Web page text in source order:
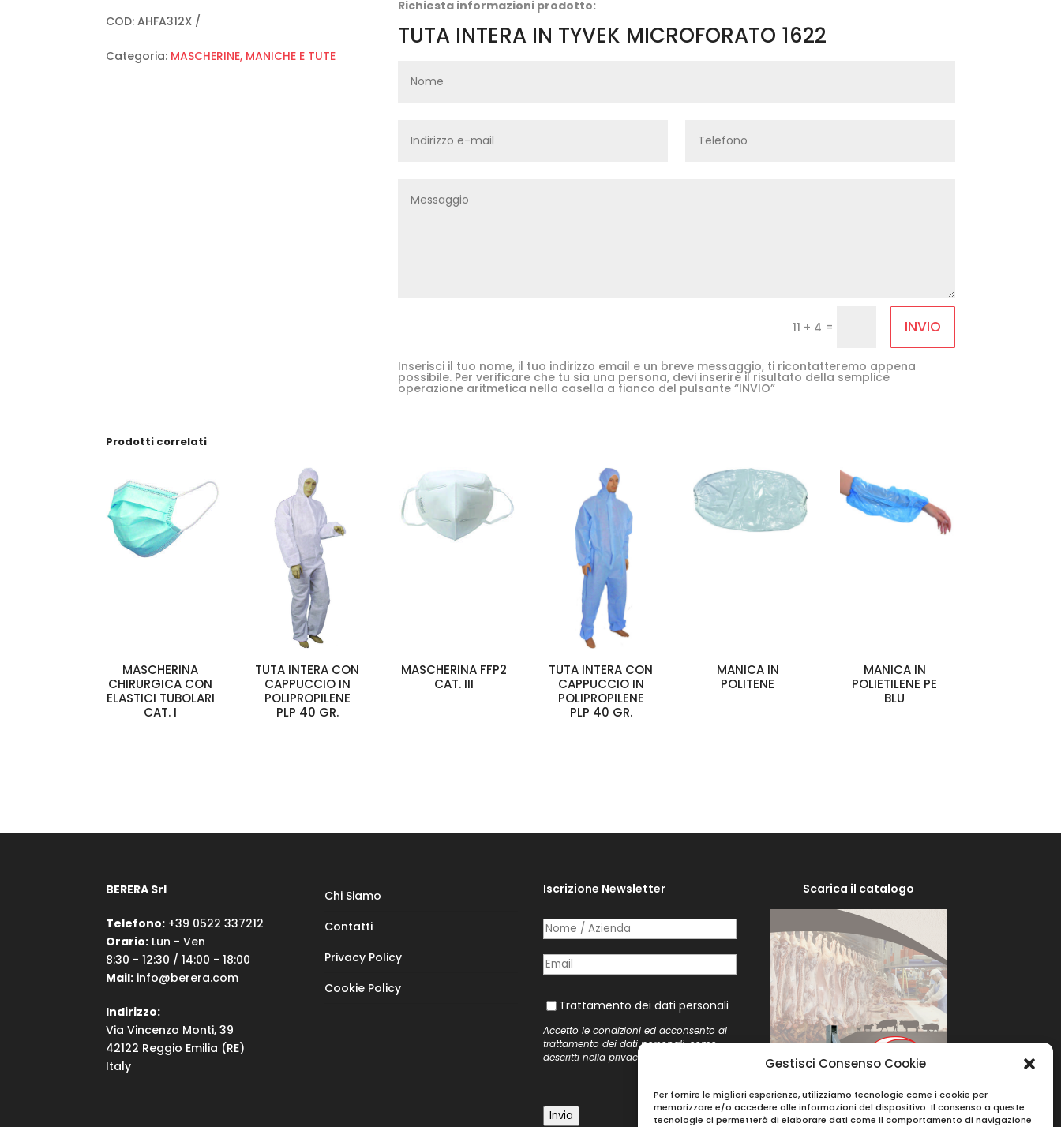
Gestisci Consenso Cookie
Per fornire le migliori esperienze, utilizziamo tecnologie come i cookie per
memorizzare e/o accedere alle informazioni del dispositivo. Il consenso a queste
tecnologie ci permetterà di elaborare dati come il comportamento di navigazione
COD:AHFA312X
Categoria: MASCHERINE, MANICHE E TUTE
Richiesta informazioni prodotto:
TUTA INTERA IN TYVEK MICROFORATO 1622
11 + 4 = INVIO
Inserisci il tuo nome, il tuo indirizzo email e un breve messaggio, ti ricontatteremo appena
possibile. Per verificare che tu sia una persona, devi inserire il risultato della semplice
operazione aritmetica nella casella a fianco del pulsante “INVIO”
Prodotti correlati
MASCHERINA
CHIRURGICA CON
ELASTICI TUBOLARI
CAT. I
TUTA INTERA CON
CAPPUCCIO IN
POLIPROPILENE
PLP 40 GR.
MASCHERINA FFP2
CAT. III
TUTA INTERA CON
CAPPUCCIO IN
POLIPROPILENE
PLP 40 GR.
MANICA IN
POLITENE
MANICA IN
POLIETILENE PE
BLU
BERERA Srl
Telefono: +39 0522 337212
Orario: Lun - Ven
8:30 - 12:30 / 14:00 - 18:00
Mail: info@berera.com
Indirizzo:
Via Vincenzo Monti, 39
42122 Reggio Emilia (RE)
Italy
Chi Siamo
Contatti
Privacy Policy
Cookie Policy
Iscrizione Newsletter
Nome /​ Azienda
Posta elettronica
Trattamento dei dati personali
Trattamento dei dati personali
Accetto le condizioni ed acconsento al
trattamento dei dati personali, come
descritti nellaprivacy policy
Invia
Scarica il catalogo